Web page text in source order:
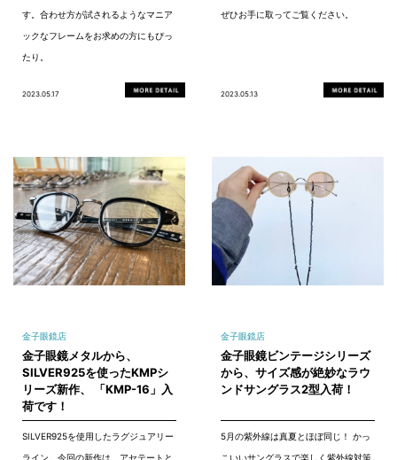
す。合わせ方が試されるようなマニア
ックなフレームをお求めの方にもぴっ
たり。
2023.05.17
ぜひお手に取ってご覧ください。
2023.05.13
金子眼鏡店
金子眼鏡メタルから、
SILVER925を使ったKMPシ
リーズ新作、 「KMP-16」入
荷です！
SILVER925を使用したラグジュアリー
ライン。今回の新作は、アセテートと
金子眼鏡店
金子眼鏡ビンテージシリーズ
から、サイズ感が絶妙なラウ
ンドサングラス2型入荷！
5月の紫外線は真夏とほぼ同じ！ かっ
こいいサングラスで楽しく紫外線対策